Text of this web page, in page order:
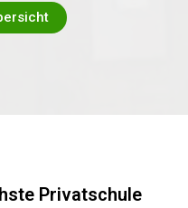
Privatschule